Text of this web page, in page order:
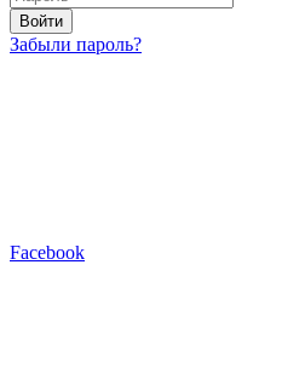
Войти
Забыли пароль?
Facebook